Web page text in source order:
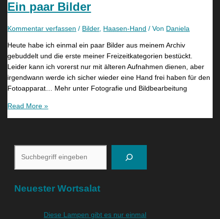
Ein paar Bilder
Kommentar verfassen / Bilder, Haasen-Hand / Von Daniela
Heute habe ich einmal ein paar Bilder aus meinem Archiv
gebuddelt und die erste meiner Freizeitkategorien bestückt.
Leider kann ich vorerst nur mit älteren Aufnahmen dienen, aber
irgendwann werde ich sicher wieder eine Hand frei haben für den
Fotoapparat… Mehr unter Fotografie und Bildbearbeitung
Read More »
Neuester Wortsalat
Diese Lampen gibt es nur einmal